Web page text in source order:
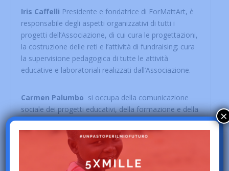
Iris Caffelli Presidente e fondatrice di ForMattArt, è
responsabile degli aspetti organizzativi di tutti i
progetti dell’Associazione, di cui cura le progettazioni,
la costruzione delle reti e l’attività di fundraising; cura
la supervisione pedagogica di tutte le attività
educative e laboratoriali realizzati dall’Associazione.
Carmen Palumbo si occupa della comunicazione
sociale dei progetti educativi, della formazione e della
documentazione pedagogica dei laboratori artistici, in
particolare, delle attività legate all’ARTvocacy e dei
percorsi con bambini e bambine dei nidi e scuole
×